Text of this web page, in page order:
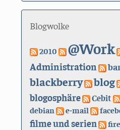
Blogwolke
2010 @Work
Administration
blackberry blog
blogosphäre Cebit
debian e-mail
filme und serien